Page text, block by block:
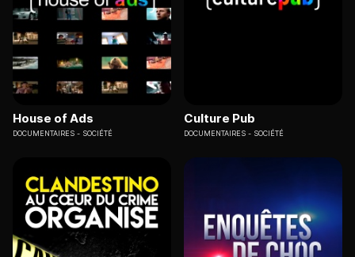
House of Ads
DOCUMENTAIRES SOCIÉTÉ
Culture Pub
DOCUMENTAIRES SOCIÉTÉ